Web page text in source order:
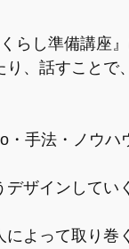
らし準備講座
、話すこと
手法・ノウハ
ザインしてい
よって取り